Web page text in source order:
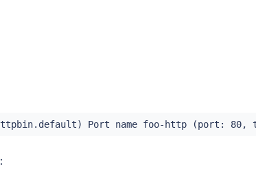
Port name foo-http (port: